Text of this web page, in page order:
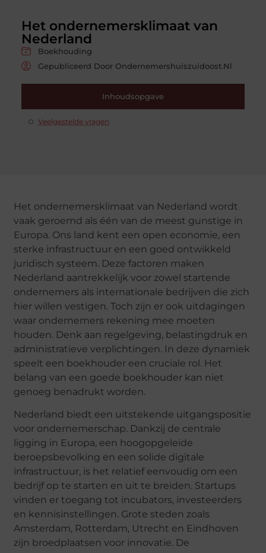
Het ondernemersklimaat van
Nederland
Boekhouding
Gepubliceerd Door Ondernemershuiszuidoost.nl
Inhoudsopgave
Veelgestelde vragen
Het ondernemersklimaat van Nederland wordt
vaak geroemd als één van de meest gunstige in
Europa. Ons land kent een open economie, een
sterke infrastructuur en een goed ontwikkeld
juridisch systeem. Deze factoren maken
Nederland aantrekkelijk voor zowel startende
ondernemers als internationale bedrijven die zich
hier willen vestigen. Toch zijn er ook uitdagingen
waar ondernemers rekening mee moeten
houden. Denk aan regelgeving, belastingdruk en
administratieve verplichtingen. In deze dynamiek
speelt een boekhouder een cruciale rol. Het
belang van een goede boekhouder kan niet
genoeg benadrukt worden.
Nederland biedt een uitstekende uitgangspositie
voor ondernemerschap. Dankzij de centrale
ligging in Europa, een hoogopgeleide
beroepsbevolking en een solide digitale
infrastructuur, is het relatief eenvoudig om een
bedrijf op te starten en uit te breiden. Startups
vinden er toegang tot incubators, investeerders
en kennisinstellingen. Grote steden zoals
Amsterdam, Rotterdam, Utrecht en Eindhoven
zijn broedplaatsen voor innovatie. De